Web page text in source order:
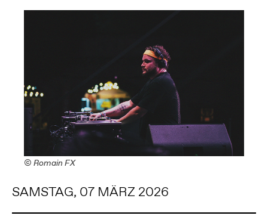
© Romain FX
SAMSTAG, 07 MÄRZ 2026